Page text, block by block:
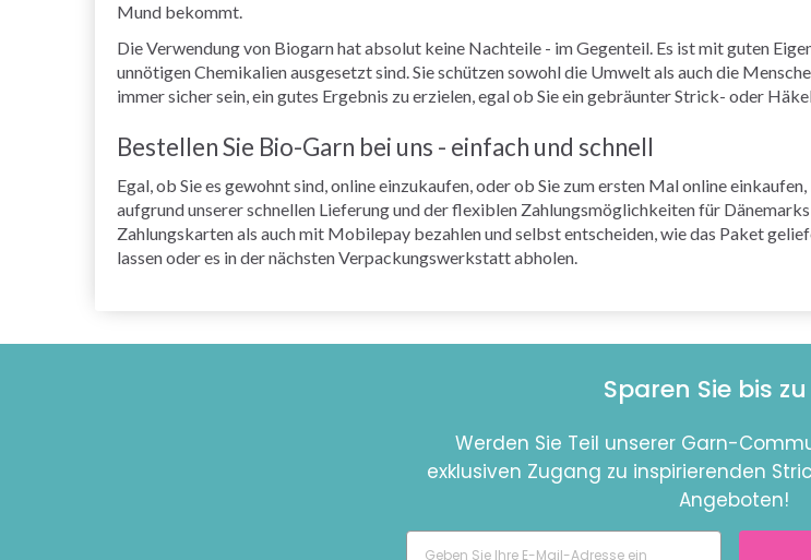
Mund bekommt.
Die Verwendung von Biogarn hat absolut keine Nachteile - im Gegenteil. Es ist mit guten
unnötigen Chemikalien ausgesetzt sind. Sie schützen sowohl die Umwelt als auch die
immer sicher sein, ein gutes Ergebnis zu erzielen, egal ob Sie ein gebräunter Strick- oder
Bestellen Sie Bio-Garn bei uns - einfach und schnell
Egal, ob Sie es gewohnt sind, online einzukaufen, oder ob Sie zum ersten Mal online
aufgrund unserer schnellen Lieferung und der flexiblen Zahlungsmöglichkeiten für
Zahlungskarten als auch mit Mobilepay bezahlen und selbst entscheiden, wie das Paket
lassen oder es in der nächsten Verpackungswerkstatt abholen.
Sparen Sie bis
Werden Sie Teil unserer Garn-
exklusiven Zugang zu inspirierenden
Angeboten!